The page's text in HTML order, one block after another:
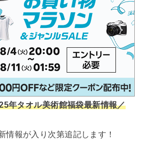
年タオル美術館福袋最新情報／
情報が入り次第追記します！